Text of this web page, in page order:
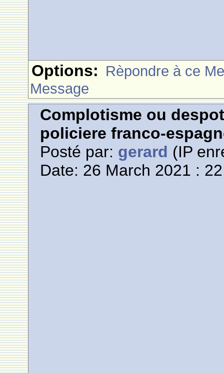
Options: Rèpondre à ce
Message
Complotisme ou
policiere franco-
Posté par: gerard (IP
Date: 26 March 2021 :